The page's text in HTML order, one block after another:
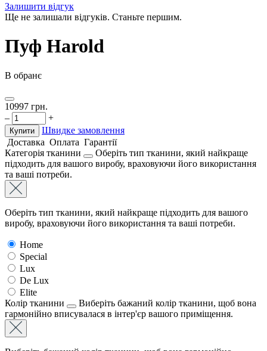
Залишити відгук
Ще не залишали відгуків. Станьте першим.
Пуф Harold
В обранє
10997 грн.
–
+
Купити
Швидке замовлення
Доставка Оплата Гарантії
Категорія тканини
Оберіть тип тканини, який найкраще
підходить для вашого виробу, враховуючи його використання
та ваші потреби.
Оберіть тип тканини, який найкраще підходить для вашого
виробу, враховуючи його використання та ваші потреби.
Home
Special
Lux
De Lux
Elite
Колір тканини
Виберіть бажаний колір тканини, щоб вона
гармонійно вписувалася в інтер'єр вашого приміщення.